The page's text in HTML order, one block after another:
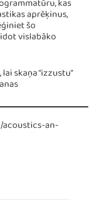
kas
aprēķinus,
šo
vislabāko
skaņa “izzustu”
an-